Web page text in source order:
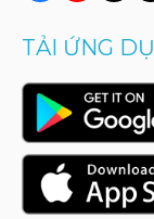
TẢI ỨNG